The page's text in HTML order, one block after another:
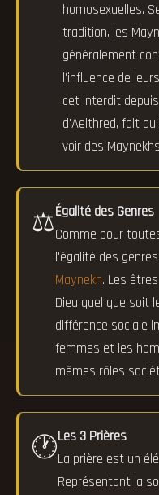
homosexuelles.
tradition, les
généralement
l'influence de
cet interdit
d'Aelthred, fait
voir des
⚖️Égalité des Genres
Comme pour
l'égalité des
Maynekh. Les
Dieu quel que soit
différence sociale
femmes et les
mêmes rôles
🕐Les 3 Prières
La prière est un
Représentant la